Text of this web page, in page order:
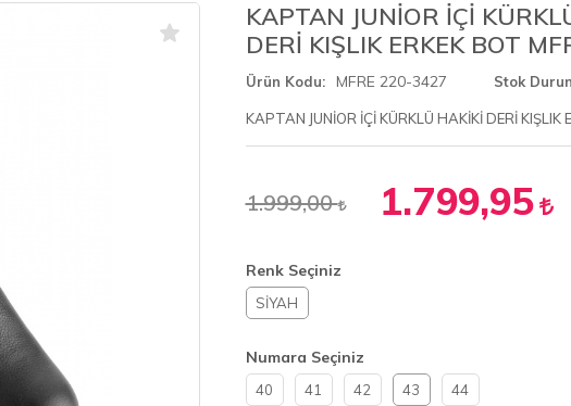
KAPTAN JUNİOR İÇİ
DERİ KIŞLIK ERKEK BOT
Ürün Kodu MFRE 220-3427 Stok
KAPTAN JUNİOR İÇİ KÜRKLÜ HAKİKİ DERİ KIŞLIK
1.999,00 1.799,95
Renk Seçiniz
SİYAH
Numara Seçiniz
40 41 42 43 44